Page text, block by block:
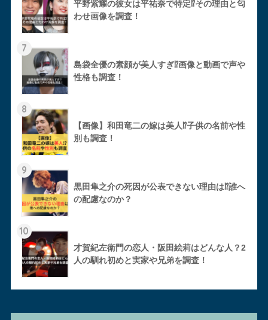
平野紫耀の彼女は平祐奈で特定⁉︎その理由と匂
わせ画像を調査！
7
島袋全優の素顔が美人すぎ⁉︎画像と動画で声や
性格も調査！
8
【画像】和田竜二の嫁は美人⁉︎子供の名前や性
別も調査！
9
黒田隼之介の死因が公表できない理由は⁉︎誰へ
の配慮なのか？
10
才賀紀左衛門の恋人・阪田絵莉はどんな人？2
人の馴れ初めと実家や兄弟を調査！